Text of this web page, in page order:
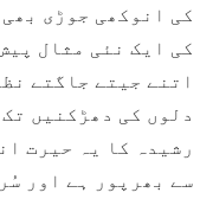
کی انوکھی جوڑی
کی ایک نئی مثال
اتنے جیتے جاگتے
دلوں کی دھڑکنیں
رشیدہ کا یہ حیرت
سے بھرپور ہے اور